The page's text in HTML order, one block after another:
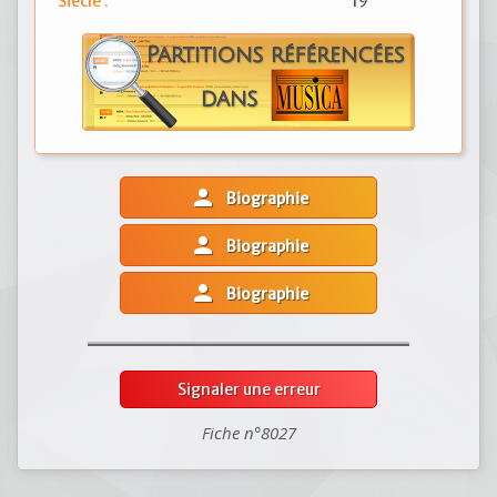
person Biographie
person Biographie
person Biographie
Signaler une erreur
Fiche n°8027